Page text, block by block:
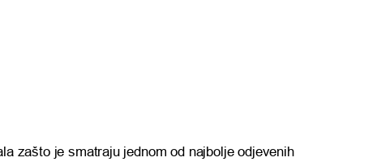
zašto je smatraju jednom od najbolje odjevenih